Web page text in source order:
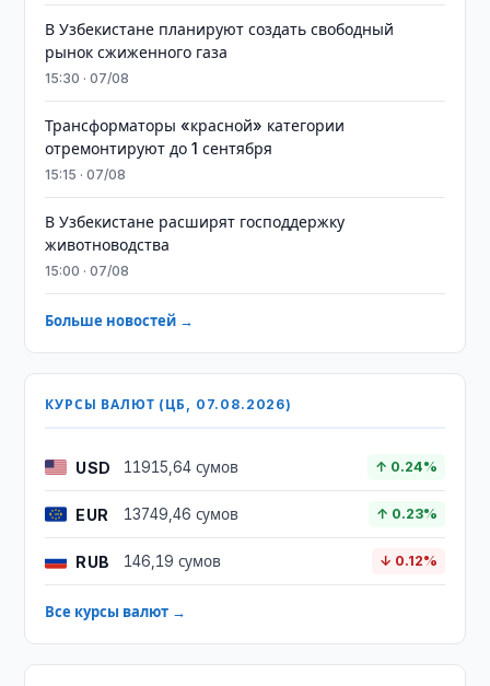
В Узбекистане планируют создать свободный
рынок сжиженного газа
15:30 · 07/08
Трансформаторы «красной» категории
отремонтируют до 1 сентября
15:15 · 07/08
В Узбекистане расширят господдержку
животноводства
15:00 · 07/08
Больше новостей →
КУРСЫ ВАЛЮТ (ЦБ, 07.08.2026)
USD 11915,64 сумов ↑ 0.24%
EUR 13749,46 сумов ↑ 0.23%
RUB 146,19 сумов ↓ 0.12%
Все курсы валют →